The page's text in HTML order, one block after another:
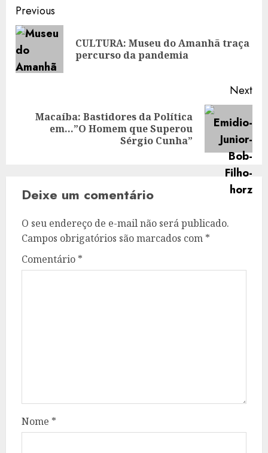
Post
navigation
Previous
CULTURA: Museu do Amanhã traça
percurso da pandemia
Next
Next
Macaíba: Bastidores da Política
em…”O Homem que Superou
Sérgio Cunha”
Deixe um comentário
O seu endereço de e-mail não será publicado.
Campos obrigatórios são marcados com *
Comentário *
Nome *